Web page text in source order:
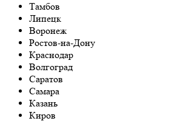
Тамбов
Липецк
Воронеж
Ростов-на-Дону
Краснодар
Волгоград
Саратов
Самара
Казань
Киров